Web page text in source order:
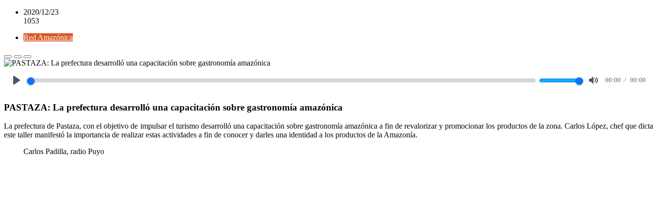
2020/12/23
1053
Red Amazónica
00:00 00:00
PASTAZA: La prefectura desarrolló una capacitación sobre gastronomía amazónica
La prefectura de Pastaza, con el objetivo de impulsar el turismo desarrolló una capacitación sobre gastronomía amazónica a fin de revalorizar y promocionar los productos de la zona. Carlos López, chef que dicta
este taller manifestó la importancia de realizar estas actividades a fin de conocer y darles una identidad a los productos de la Amazonía.
Carlos Padilla, radio Puyo